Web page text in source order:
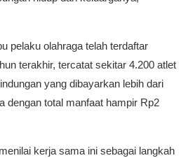
pelaku olahraga telah terdaftar
terakhir, tercatat sekitar 4.200 atlet
yang dibayarkan lebih dari
dengan total manfaat hampir Rp2
kerja sama ini sebagai langkah